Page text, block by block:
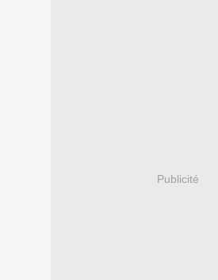
Publicité